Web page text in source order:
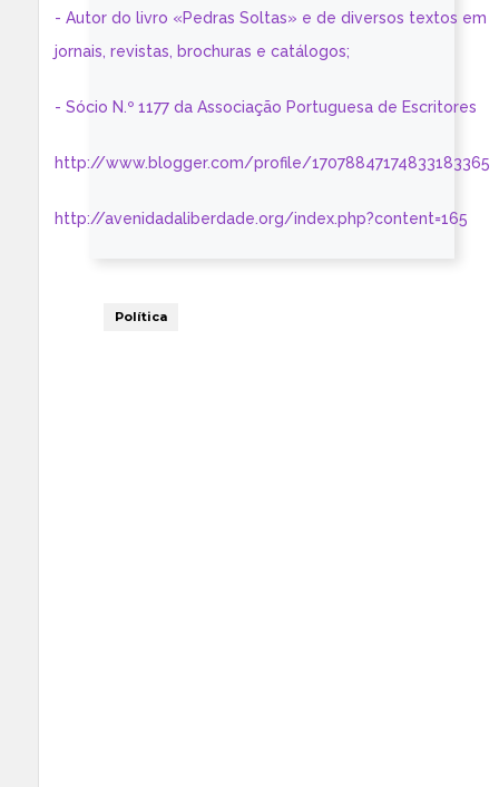
- Autor do livro «Pedras Soltas» e de diversos textos em
jornais, revistas, brochuras e catálogos;
- Sócio N.º 1177 da Associação Portuguesa de Escritores
http://www.blogger.com/profile/17078847174833183365
http://avenidadaliberdade.org/index.php?content=165
Política